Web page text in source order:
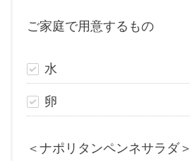
ご家庭で用意するもの
水
卵
＜ナポリタンペンネサラダ＞